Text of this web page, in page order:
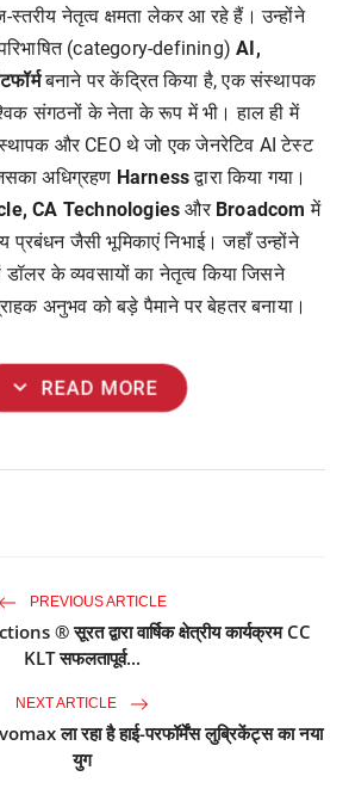
नेतृत्व क्षमता लेकर आ रहे हैं। उन्होंने
(category-defining)AI,
बनाने पर केंद्रित किया है, एक संस्थापक
संगठनों के नेता के रूप में भी। हाल ही में
और CEO थे जो एक जेनरेटिव AI टेस्ट
अधिग्रहण Harnessद्वारा किया गया।
CA Technologies और Broadcom में
प्रबंधन जैसी भूमिकाएं निभाई। जहाँ उन्होंने
डॉलर के व्यवसायों का नेतृत्व किया जिसने
अनुभव को बड़े पैमाने पर बेहतर बनाया।
expand_more READ MORE
PREVIOUS ARTICLE
® सूरत द्वारा वार्षिक क्षेत्रीय कार्यक्रम CC
KLT सफलतापूर्व...
NEXT ARTICLE
ला रहा है हाई-परफॉर्मेंस लुब्रिकेंट्स का नया
युग